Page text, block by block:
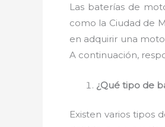
Las baterías de
como la Ciudad de
en adquirir una
A continuación,
¿Qué tipo de
Existen varios tipos